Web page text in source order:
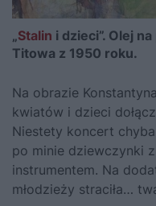
„Stalin i dzieci”. Olej
Titowa z 1950 roku.
Na obrazie
kwiatów i dzieci
Niestety koncert
po minie dziewczynki
instrumentem. Na
młodzieży straciła…